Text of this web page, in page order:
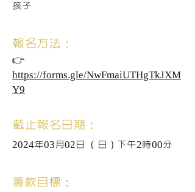
孩子
報名方法 ：
👉
https://forms.gle/NwFmaiUTHgTkJXM
Y9
截止報名日期：
2024年03月02日 （日）下午2時00分
籌款目標：